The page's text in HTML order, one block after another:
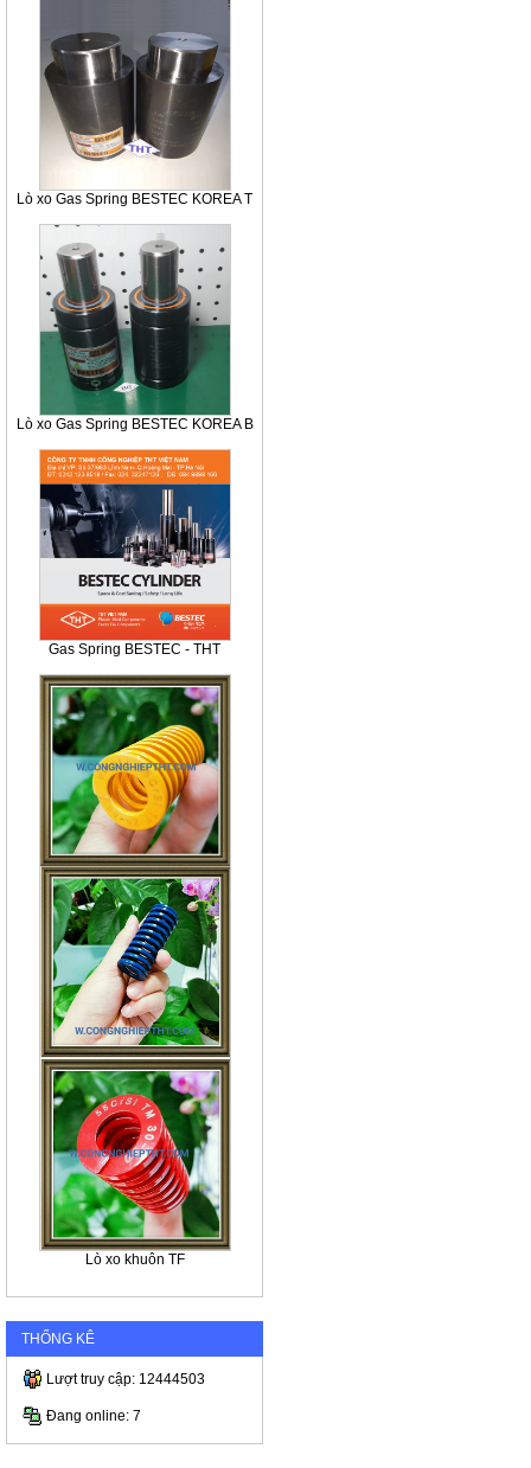
Lò xo Gas Spring BESTEC KOREA T
Lò xo Gas Spring BESTEC KOREA B
Gas Spring BESTEC - THT
Lò xo khuôn TF
THỐNG KÊ
Lượt truy cập: 12444503
Đang online: 7